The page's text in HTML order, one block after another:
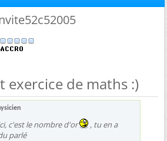
exercice de maths :)
c'est le nombre d'or
, tu en a
parlé